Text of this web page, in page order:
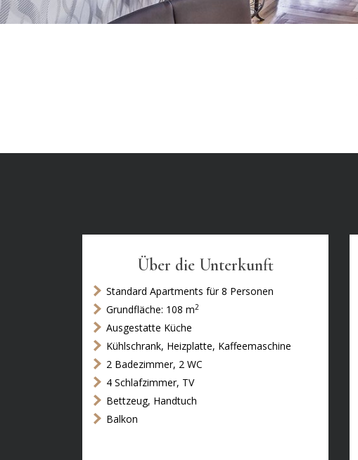
Über die Unterkunft
Standard Apartments für 8 Personen
Grundfläche: 108 m2
Ausgestatte Küche
Kühlschrank, Heizplatte, Kaffeemaschine
2 Badezimmer, 2 WC
4 Schlafzimmer, TV
Bettzeug, Handtuch
Balkon